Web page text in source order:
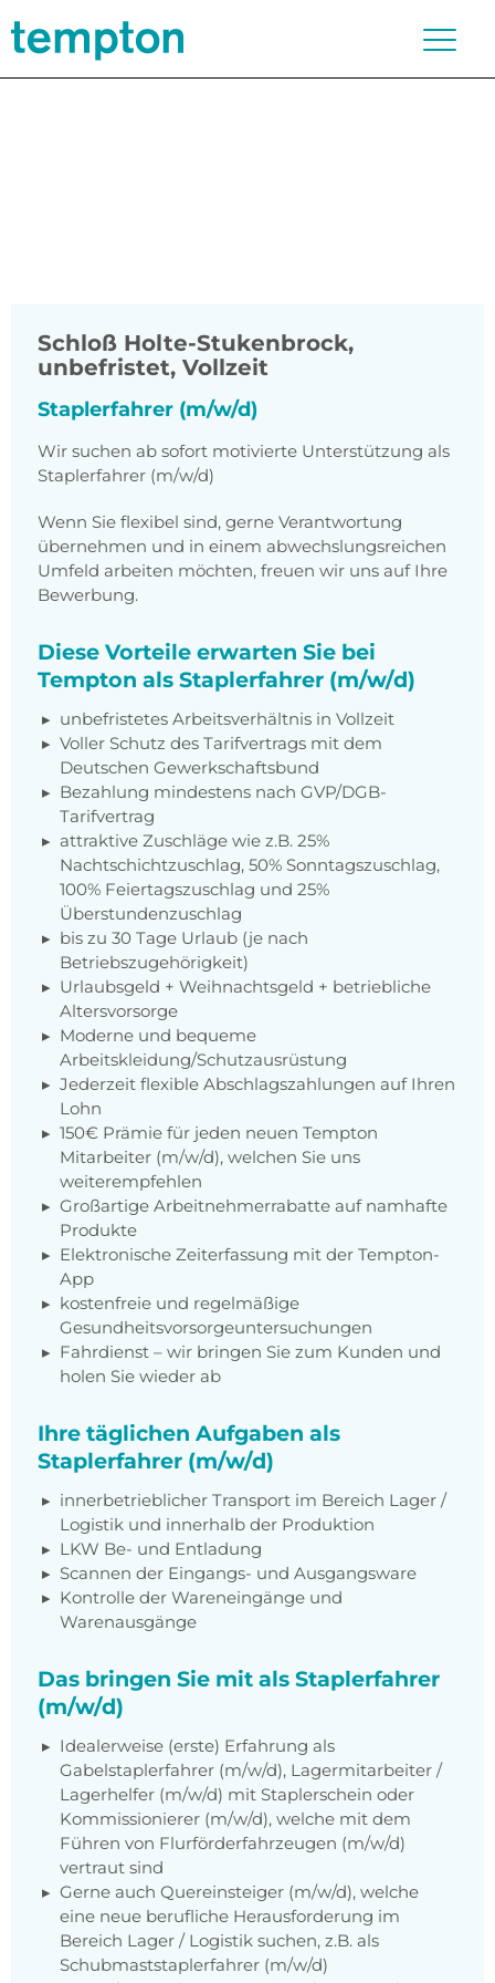
Schloß Holte-Stukenbrock,
unbefristet, Vollzeit
Staplerfahrer (m/w/d)
Wir suchen ab sofort motivierte Unterstützung als
Staplerfahrer (m/w/d)
Wenn Sie flexibel sind, gerne Verantwortung
übernehmen und in einem abwechslungsreichen
Umfeld arbeiten möchten, freuen wir uns auf Ihre
Bewerbung.
Diese Vorteile erwarten Sie bei
Tempton als Staplerfahrer (m/w/d)
unbefristetes Arbeitsverhältnis in Vollzeit
Voller Schutz des Tarifvertrags mit dem
Deutschen Gewerkschaftsbund
Bezahlung mindestens nach GVP/DGB-
Tarifvertrag
attraktive Zuschläge wie z.B. 25%
Nachtschichtzuschlag, 50% Sonntagszuschlag,
100% Feiertagszuschlag und 25%
Überstundenzuschlag
bis zu 30 Tage Urlaub (je nach
Betriebszugehörigkeit)
Urlaubsgeld + Weihnachtsgeld + betriebliche
Altersvorsorge
Moderne und bequeme
Arbeitskleidung/Schutzausrüstung
Jederzeit flexible Abschlagszahlungen auf Ihren
Lohn
150€ Prämie für jeden neuen Tempton
Mitarbeiter (m/w/d), welchen Sie uns
weiterempfehlen
Großartige Arbeitnehmerrabatte auf namhafte
Produkte
Elektronische Zeiterfassung mit der Tempton-
App
kostenfreie und regelmäßige
Gesundheitsvorsorgeuntersuchungen
Fahrdienst – wir bringen Sie zum Kunden und
holen Sie wieder ab
Ihre täglichen Aufgaben als
Staplerfahrer (m/w/d)
innerbetrieblicher Transport im Bereich Lager /
Logistik und innerhalb der Produktion
LKW Be- und Entladung
Scannen der Eingangs- und Ausgangsware
Kontrolle der Wareneingänge und
Warenausgänge
Das bringen Sie mit als Staplerfahrer
(m/w/d)
Idealerweise (erste) Erfahrung als
Gabelstaplerfahrer (m/w/d), Lagermitarbeiter /
Lagerhelfer (m/w/d) mit Staplerschein oder
Kommissionierer (m/w/d), welche mit dem
Führen von Flurförderfahrzeugen (m/w/d)
vertraut sind
Gerne auch Quereinsteiger (m/w/d), welche
eine neue berufliche Herausforderung im
Bereich Lager / Logistik suchen, z.B. als
Schubmaststaplerfahrer (m/w/d)